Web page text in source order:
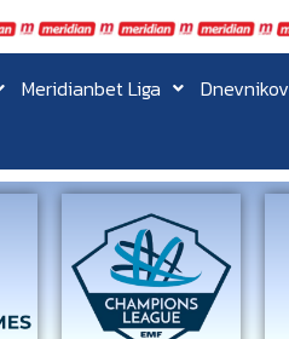
Meridianbet Liga